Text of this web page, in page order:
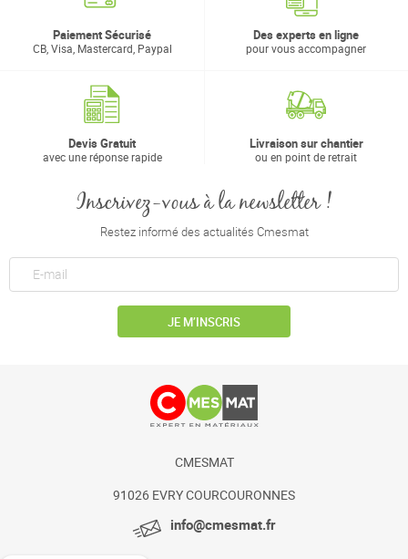
Paiement Sécurisé
CB, Visa, Mastercard, Paypal
Des experts en ligne
pour vous accompagner
Devis Gratuit
avec une réponse rapide
Livraison sur chantier
ou en point de retrait
Inscrivez-vous à la newsletter !
Restez informé des actualités Cmesmat
JE M’INSCRIS
CMESMAT
91026 EVRY COURCOURONNES
info@cmesmat.fr